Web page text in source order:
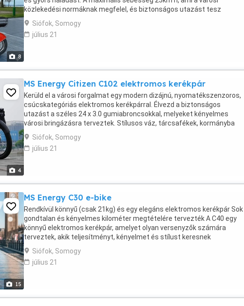
8
közlekedési normáknak megfelel, és biztonságos utazást tesz
lehetővé. Az ZT-16A elektromos tricikli rendkívüli ...
Siófok, Somogy
július 21
4
MS Energy Citizen C102 elektromos kerékpár
Kerüld el a városi forgalmat egy modern dizájnú, nyomatékszenzoros,
csúcskategóriás elektromos kerékpárral. Élvezd a biztonságos
utazást a széles 24 x 3.0 gumiabroncsokkal, melyeket kényelmes
városi bringázásra terveztek. Stílusos váz, tárcsafékek, kormányba
integrált első lámpa és kijelző. A kivehető ...
Siófok, Somogy
július 21
15
MS Energy C30 e-bike
Rendkívül könnyű (csak 21kg) és egy elegáns elektromos kerékpár Sok
gondtalan és kényelmes kilométer megtételére tervezték A C40 egy
könnyű elektromos kerékpár, amelyet olyan versenyzők számára
terveztek, akik teljesítményt, kényelmet és stílust keresnek
mindennapi utazásaik során, akár városi utcákon, ...
Siófok, Somogy
július 21